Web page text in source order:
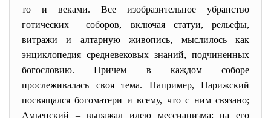
то и веками. Все изобразительное убранство
готических соборов, включая статуи, рельефы,
витражи и алтарную живопись, мыслилось как
энциклопедия средневековых знаний, подчиненных
богословию. Причем в каждом соборе
прослеживалась своя тема. Например, Парижский
посвящался богоматери и всему, что с ним связано;
Амьенский – выражал идею мессианизма: на его